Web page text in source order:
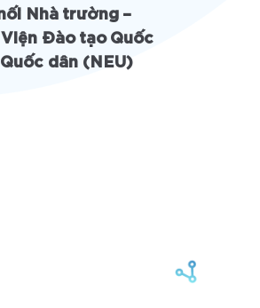
Nhà trường –
Đào tạo Quốc
dân (NEU)